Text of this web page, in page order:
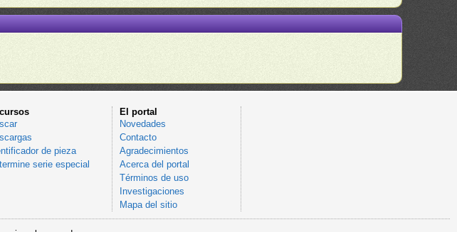
de pieza
serie especial
El portal
Novedades
Contacto
Agradecimientos
Acerca del portal
Términos de uso
Investigaciones
Mapa del sitio